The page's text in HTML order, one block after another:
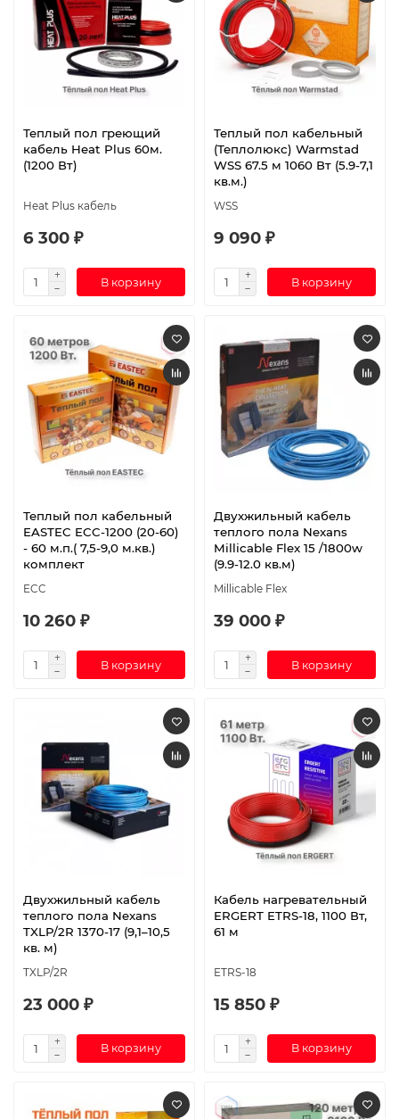
Теплый пол греющий
кабель Heat Plus 60м.
(1200 Вт)
Heat Plus кабель
6 300 ₽
В корзину
Теплый пол кабельный
(Теплолюкс) Warmstad
WSS 67.5 м 1060 Вт (5.9-7,1
кв.м.)
WSS
9 090 ₽
В корзину
Теплый пол кабельный
EASTEC ECC-1200 (20-60)
- 60 м.п.( 7,5-9,0 м.кв.)
комплект
ECC
10 260 ₽
В корзину
Двухжильный кабель
теплого пола Nexans
Millicable Flex 15 /1800w
(9.9-12.0 кв.м)
Millicable Flex
39 000 ₽
В корзину
Двухжильный кабель
теплого пола Nexans
TXLP/2R 1370-17 (9,1–10,5
кв. м)
TXLP/2R
23 000 ₽
В корзину
Кабель нагревательный
ERGERT ETRS-18, 1100 Вт,
61 м
ETRS-18
15 850 ₽
В корзину